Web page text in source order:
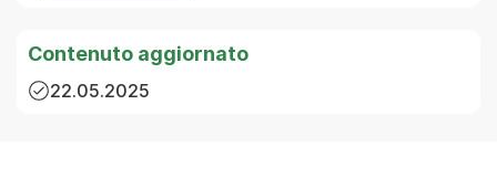
Contenuto aggiornato
22.05.2025